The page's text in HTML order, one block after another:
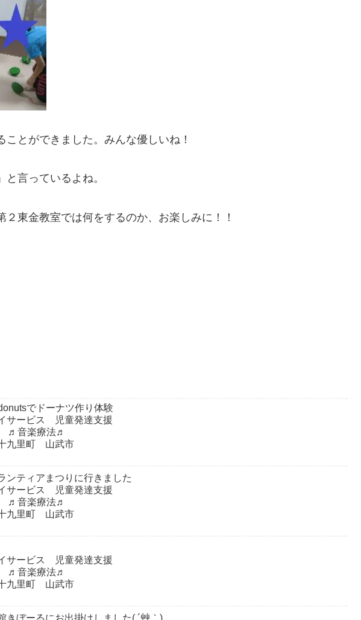
ことができました。みんな優しいね！
言っているよね。
２東金教室では何をするのか、お楽しみに！！
でドーナツ作り体験
サービス 児童発達支援
♬音楽療法♬
九里町 山武市
ンティアまつりに行きました
サービス 児童発達支援
♬音楽療法♬
九里町 山武市
サービス 児童発達支援
♬音楽療法♬
九里町 山武市
きぼーるにお出掛けしました( ´艸｀)